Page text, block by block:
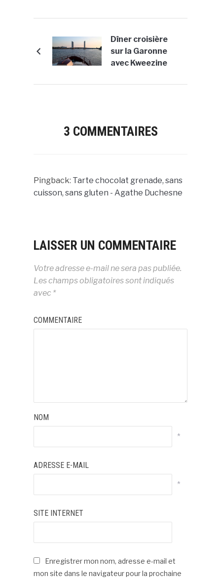
Dîner croisière
sur la Garonne
avec Kweezine
3 COMMENTAIRES
Pingback: Tarte chocolat grenade, sans
cuisson, sans gluten - Agathe Duchesne
LAISSER UN COMMENTAIRE
Votre adresse e-mail ne sera pas publiée.
Les champs obligatoires sont indiqués
avec *
COMMENTAIRE
NOM
*
ADRESSE E-MAIL
*
SITE INTERNET
Enregistrer mon nom, adresse e-mail et
mon site dans le navigateur pour la prochaine